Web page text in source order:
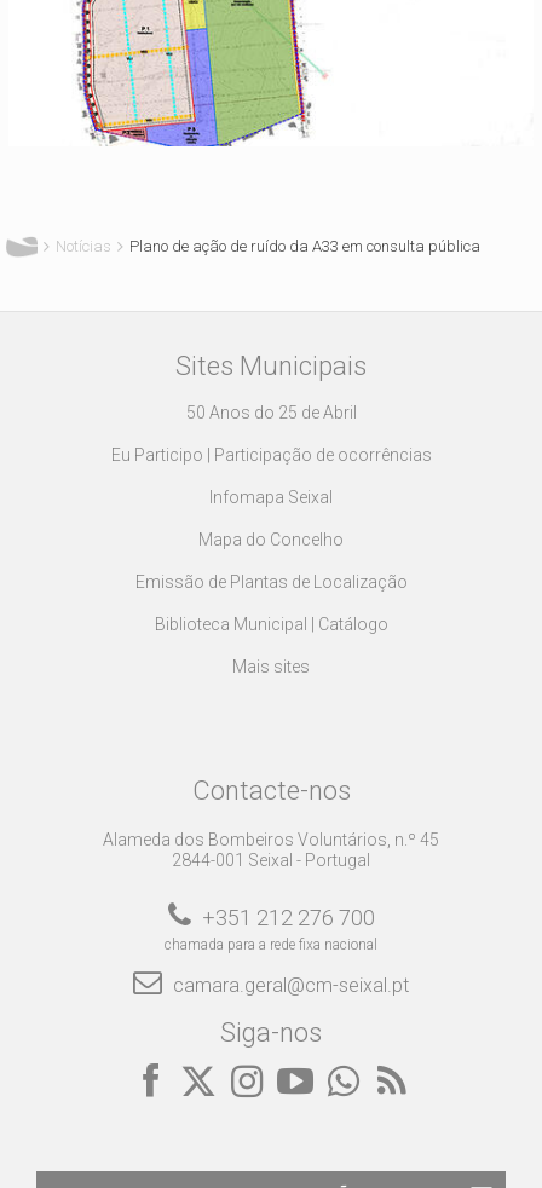
Notícias Plano de ação de ruído da A33 em consulta pública
Sites Municipais
50 Anos do 25 de Abril
Eu Participo | Participação de ocorrências
Infomapa Seixal
Mapa do Concelho
Emissão de Plantas de Localização
Biblioteca Municipal | Catálogo
Mais sites
Contacte-nos
Alameda dos Bombeiros Voluntários, n.º 45
2844-001 Seixal - Portugal
+351 212 276 700
chamada para a rede fixa nacional
camara.geral@cm-seixal.pt
Siga-nos